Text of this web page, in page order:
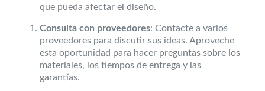
que pueda afectar el diseño.
Consulta con proveedores: Contacte a varios
proveedores para discutir sus ideas. Aproveche
esta oportunidad para hacer preguntas sobre los
materiales, los tiempos de entrega y las
garantías.